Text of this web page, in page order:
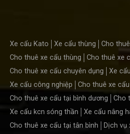
Xe cẩu Kato Xe cẩu thùng
Cho
Cho thuê xe cẩu thùng
Cho thuê xe
Cho thuê xe cẩu chuyên dụng
Xe
Xe cẩu công nghiệp
Cho thuê xe
Cho thuê xe cẩu tại bình dương
Cho
Xe cẩu kcn sóng thần
Xe cẩu nâng
Cho thuê xe cẩu tại tân bình
Dịch vụ